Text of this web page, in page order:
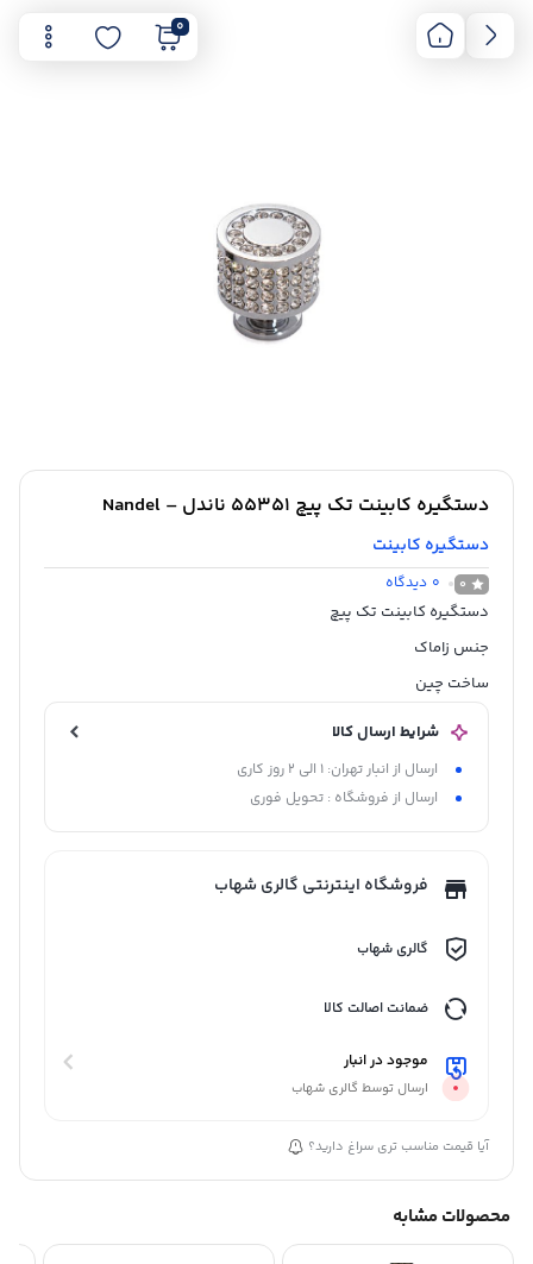
0
دستگیره کابینت تک پیچ 55351 ناندل – Nandel
دستگیره کابینت
0
0 دیدگاه
دستگیره کابینت تک پیچ
جنس زاماک
ساخت چین
شرایط ارسال کالا
ارسال از انبار تهران: 1 الی 2 روز کاری
ارسال از فروشگاه : تحویل فوری
فروشگاه اینترنتی گالری شهاب
گالری شهاب
ضمانت اصالت کالا
موجود در انبار
ارسال توسط گالری شهاب
آیا قیمت مناسب تری سراغ دارید؟
محصولات مشابه